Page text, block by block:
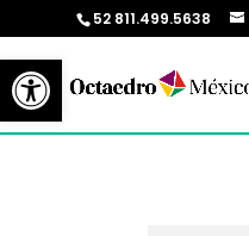
Abrir barra de herramientas
52 811.499.5638